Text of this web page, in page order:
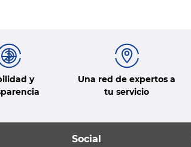
y
Una red de expertos a
tu servicio
Social